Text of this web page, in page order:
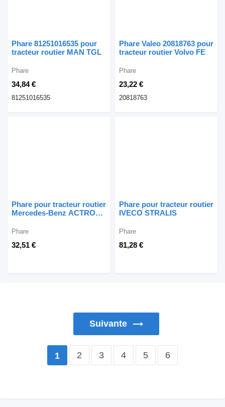
Phare 81251016535 pour
tracteur routier MAN TGL
34,84 €
Phare
81251016535
Phare Valeo 20818763 pour
tracteur routier Volvo FE
23,22 €
Phare
20818763
Phare pour tracteur routier
Mercedes-Benz ACTROS
32,51 €
Phare
Phare pour tracteur routier
IVECO STRALIS
81,28 €
Phare
Suivante
1 2 3 4 5 6